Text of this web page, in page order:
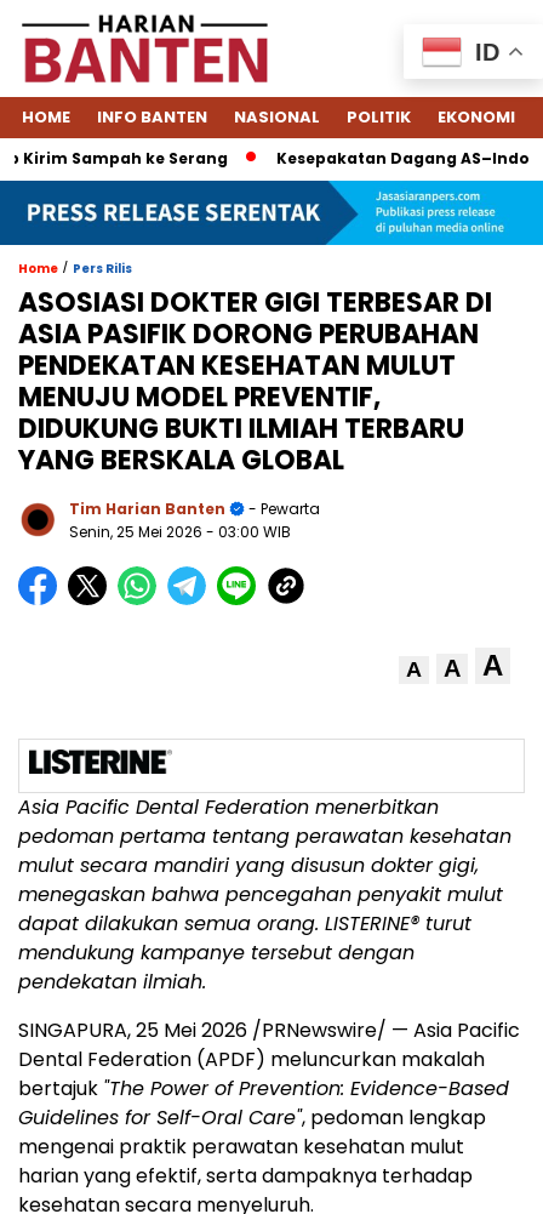
HOME INFO BANTEN NASIONAL POLITIK EKONOMI
Sampah ke Serang Kesepakatan Dagang
Home / Pers Rilis
ASOSIASI DOKTER GIGI TERBESAR DI
ASIA PASIFIK DORONG PERUBAHAN
PENDEKATAN KESEHATAN MULUT
MENUJU MODEL PREVENTIF,
DIDUKUNG BUKTI ILMIAH TERBARU
YANG BERSKALA GLOBAL
Tim Harian Banten
- Pewarta
Senin, 25 Mei 2026 - 03:00 WIB
A A A
Asia Pacific Dental Federation menerbitkan
pedoman pertama tentang perawatan kesehatan
mulut secara mandiri yang disusun dokter gigi,
menegaskan bahwa pencegahan penyakit mulut
dapat dilakukan semua orang. LISTERINE® turut
mendukung kampanye tersebut dengan
pendekatan ilmiah.
SINGAPURA,25 Mei 2026 /PRNewswire/ — Asia Pacific
Dental Federation (APDF) meluncurkan makalah
bertajuk "The Power of Prevention: Evidence-Based
Guidelines for Self-Oral Care", pedoman lengkap
mengenai praktik perawatan kesehatan mulut
harian yang efektif, serta dampaknya terhadap
kesehatan secara menyeluruh.
ID